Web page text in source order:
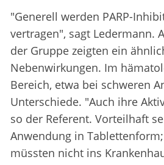
"Generell werden PARP-
vertragen", sagt Ledermann.
der Gruppe zeigten ein
Nebenwirkungen. Im
Bereich, etwa bei schweren
Unterschiede. "Auch ihre
so der Referent. Vorteilhaft
Anwendung in
müssten nicht ins